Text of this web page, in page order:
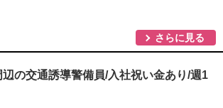
さらに見る
辺の交通誘導警備員/入社祝い金あり/週1